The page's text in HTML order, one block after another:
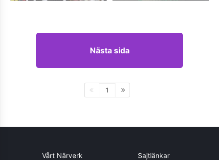
Nästa sida
1
Vårt Närverk Sajtlänkar